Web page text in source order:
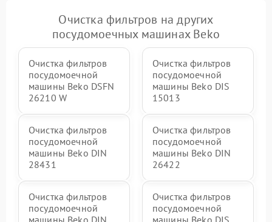
Очистка фильтров на других
посудомоечных машинах Beko
Очистка фильтров
посудомоечной
машины Beko DSFN
26210 W
Очистка фильтров
посудомоечной
машины Beko DIS
15013
Очистка фильтров
посудомоечной
машины Beko DIN
28431
Очистка фильтров
посудомоечной
машины Beko DIN
26422
Очистка фильтров
посудомоечной
Очистка фильтров
посудомоечной